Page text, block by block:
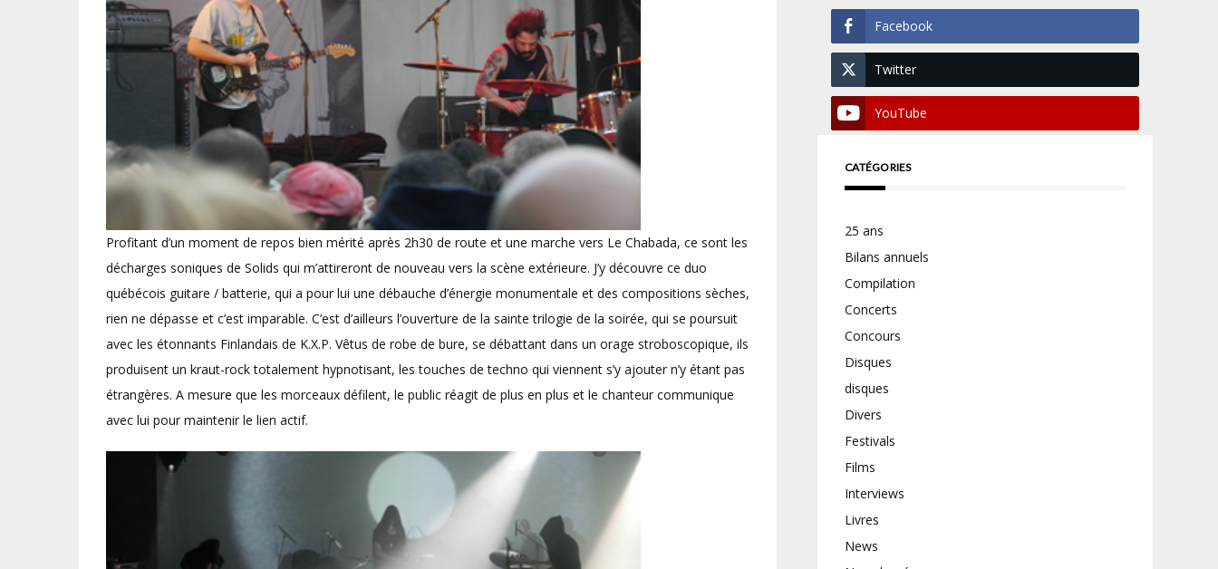
Profitant d’un moment de repos bien mérité après 2h30 de route et une marche vers Le Chabada, ce sont les
décharges soniques de Solids qui m’attireront de nouveau vers la scène extérieure. J’y découvre ce duo
québécois guitare / batterie, qui a pour lui une débauche d’énergie monumentale et des compositions sèches,
rien ne dépasse et c’est imparable. C’est d’ailleurs l’ouverture de la sainte trilogie de la soirée, qui se poursuit
avec les étonnants Finlandais de K.X.P. Vêtus de robe de bure, se débattant dans un orage stroboscopique, ils
produisent un kraut-rock totalement hypnotisant, les touches de techno qui viennent s’y ajouter n’y étant pas
étrangères. A mesure que les morceaux défilent, le public réagit de plus en plus et le chanteur communique
avec lui pour maintenir le lien actif.
Facebook
Twitter
YouTube
CATÉGORIES
25 ans
Bilans annuels
Compilation
Concerts
Concours
Disques
disques
Divers
Festivals
Films
Interviews
Livres
News